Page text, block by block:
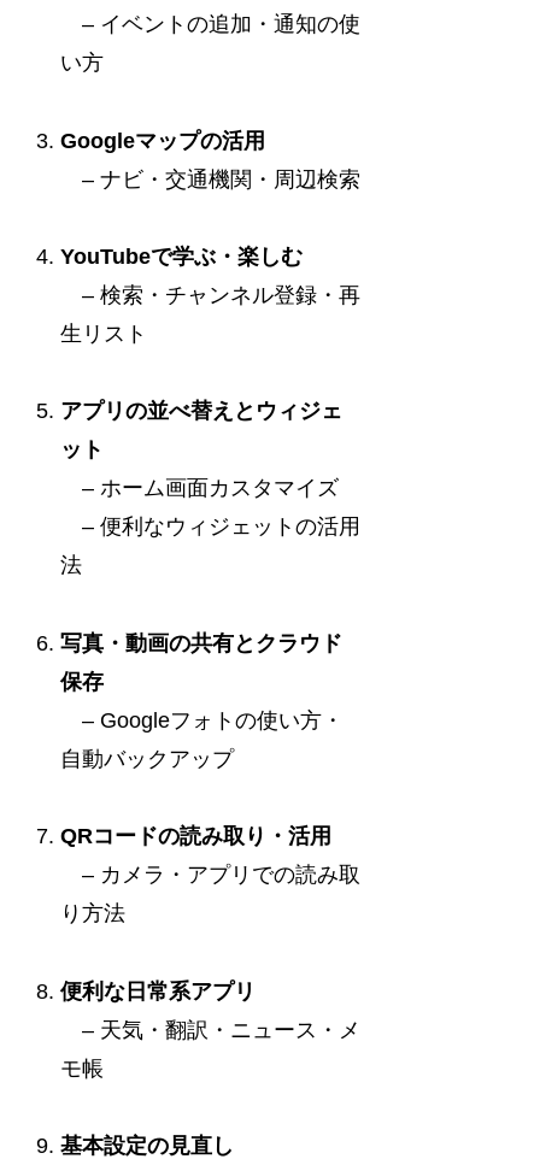
– イベントの追加・通知の使
い方
Googleマップの活用
– ナビ・交通機関・周辺検索
YouTubeで学ぶ・楽しむ
– 検索・チャンネル登録・再
生リスト
アプリの並べ替えとウィジェ
ット
– ホーム画面カスタマイズ
– 便利なウィジェットの活用
法
写真・動画の共有とクラウド
保存
– Googleフォトの使い方・
自動バックアップ
QRコードの読み取り・活用
– カメラ・アプリでの読み取
り方法
便利な日常系アプリ
– 天気・翻訳・ニュース・メ
モ帳
基本設定の見直し